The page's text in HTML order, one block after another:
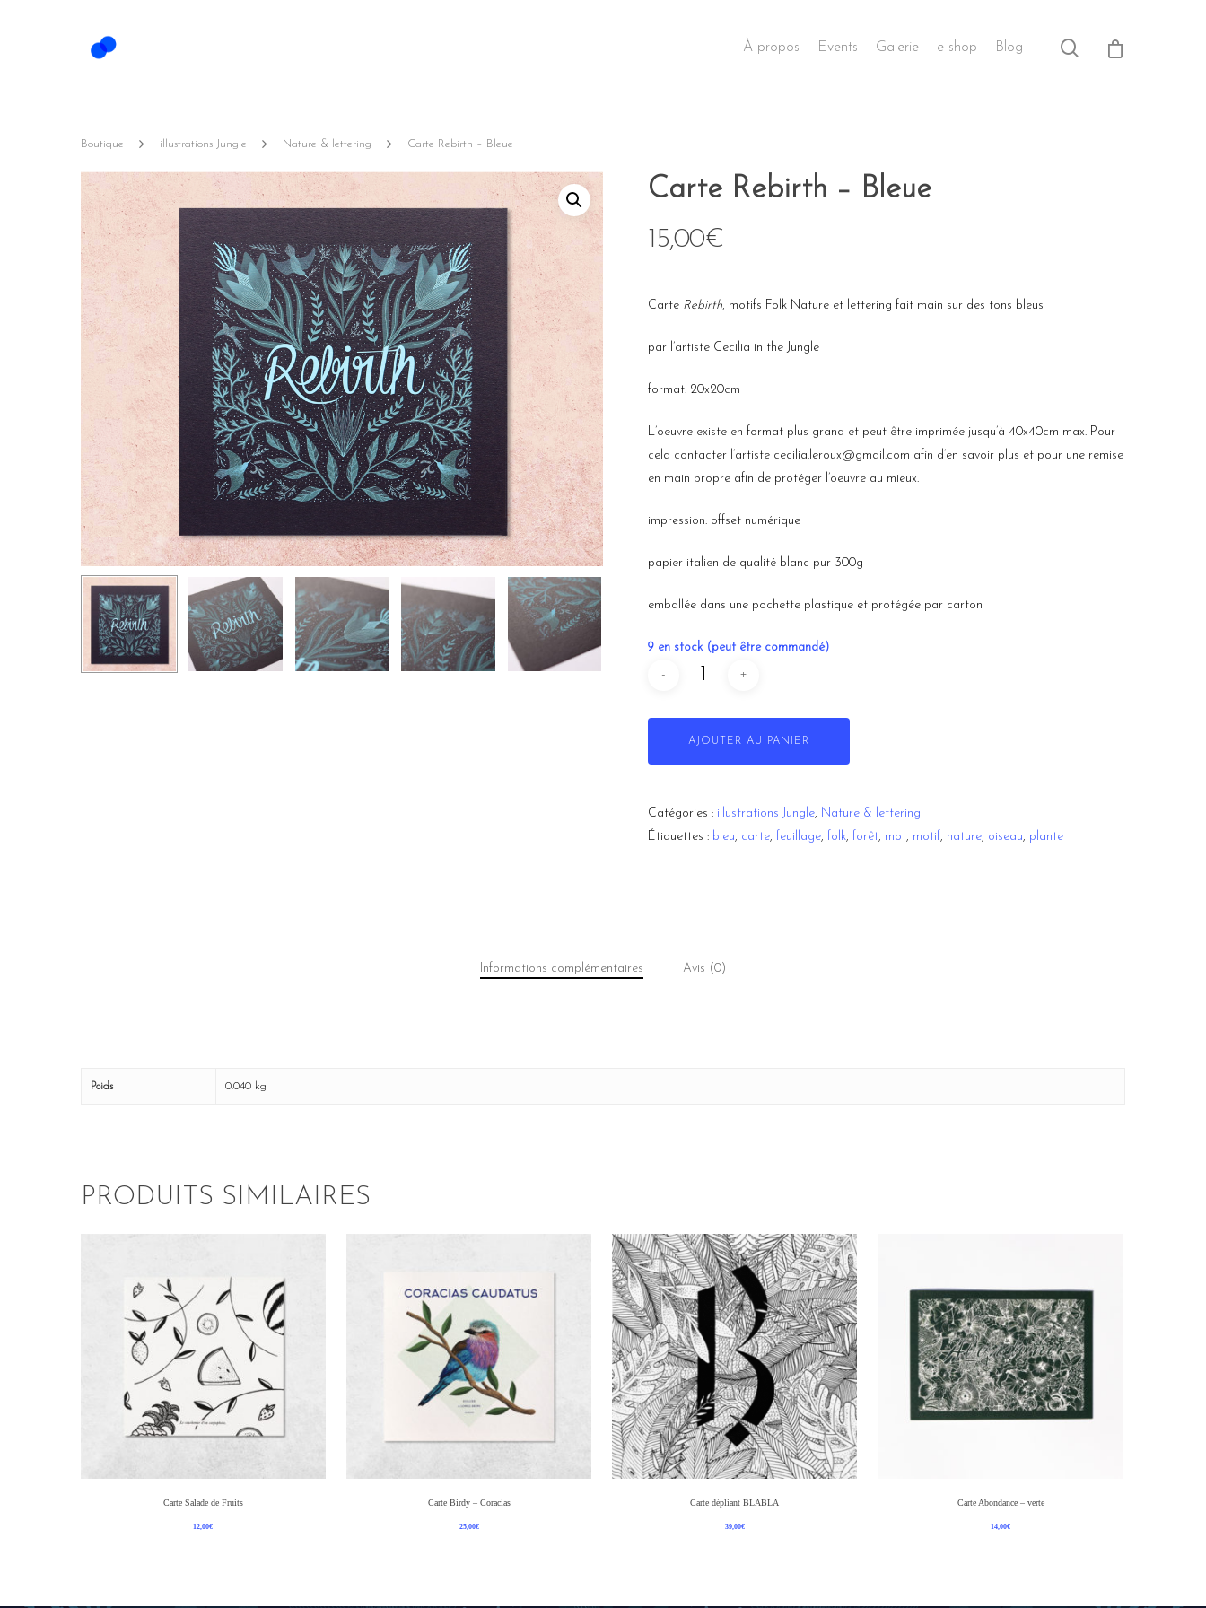
Hit enter to search or ESC to close
À propos Events Galerie e-shop Blog
Boutique illustrations Jungle Nature & lettering Carte Rebirth – Bleue
Carte Rebirth – Bleue
15,00€
Carte Rebirth, motifs Folk Nature et lettering fait main sur des tons bleus
par l’artiste Cecilia in the Jungle
format: 20x20cm
L’oeuvre existe en format plus grand et peut être imprimée jusqu’à 40x40cm max. Pour
cela contacter l’artiste cecilia.leroux@gmail.com afin d’en savoir plus et pour une remise
en main propre afin de protéger l’oeuvre au mieux.
impression: offset numérique
papier italien de qualité blanc pur 300g
emballée dans une pochette plastique et protégée par carton
9 en stock (peut être commandé)
AJOUTER AU PANIER
Catégories : illustrations Jungle, Nature & lettering
Étiquettes : bleu, carte, feuillage, folk, forêt, mot, motif, nature, oiseau, plante
Informations complémentaires Avis (0)
Poids 0.040 kg
PRODUITS SIMILAIRES
Carte Salade de Fruits
12,00€
Carte Birdy – Coracias
25,00€
Ajouter Au Panier
Carte dépliant BLABLA
39,00€
Carte Abondance – verte
14,00€